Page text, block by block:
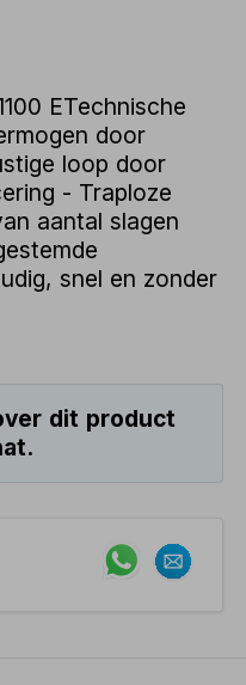
ETechnische
door
loop door
- Traploze
aantal slagen
snel en zonder
dit product